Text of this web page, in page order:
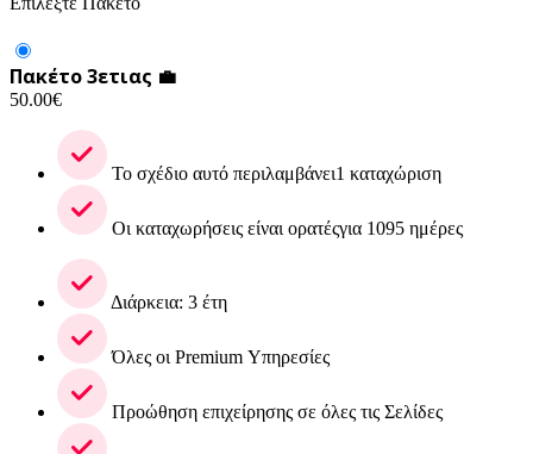
Πακέτο 3ετιας 💼
50.00€
Το σχέδιο αυτό περιλαμβάνει1 καταχώριση
Οι καταχωρήσεις είναι ορατέςγια 1095 ημέρες
Διάρκεια: 3 έτη
Όλες οι Premium Υπηρεσίες
Προώθηση επιχείρησης σε όλες τις Σελίδες